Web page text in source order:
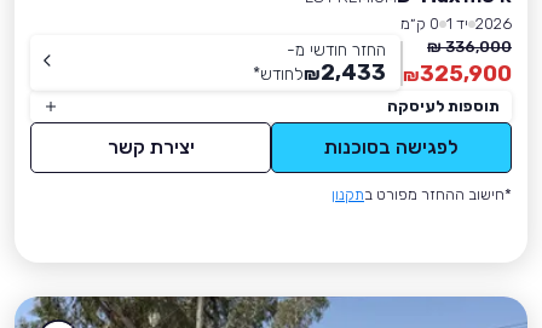
2026 יד 1
0 ק״מ
336,000 ₪
325,900
₪
החזר חודשי מ-
2,433
₪לחודש*
תוספות לעיסקה
לפגישה בסוכנות יצירת קשר
*חישוב ההחזר מפורט בתקנון